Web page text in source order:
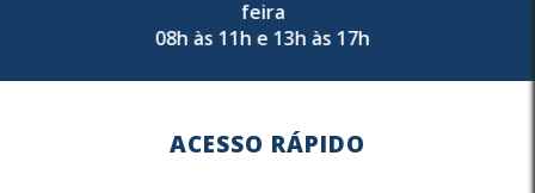
feira
08h às 11h e 13h às 17h
ACESSO RÁPIDO